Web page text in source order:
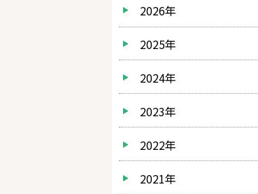
2026年
2025年
2024年
2023年
2022年
2021年